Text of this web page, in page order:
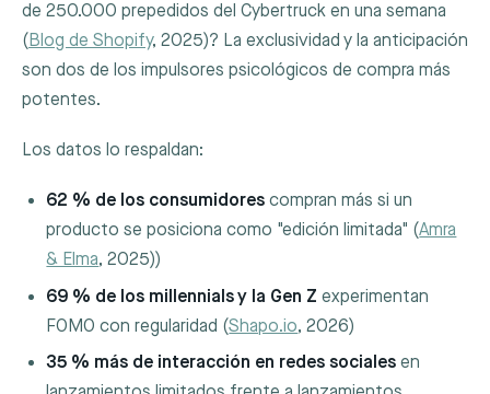
de 250.000 prepedidos del Cybertruck en una semana
(Blog de Shopify, 2025)? La exclusividad y la anticipación
son dos de los impulsores psicológicos de compra más
potentes.
Los datos lo respaldan:
62 % de los consumidores compran más si un
producto se posiciona como "edición limitada" (Amra
& Elma, 2025))
69 % de los millennials y la Gen Z experimentan
FOMO con regularidad (Shapo.io, 2026)
35 % más de interacción en redes sociales en